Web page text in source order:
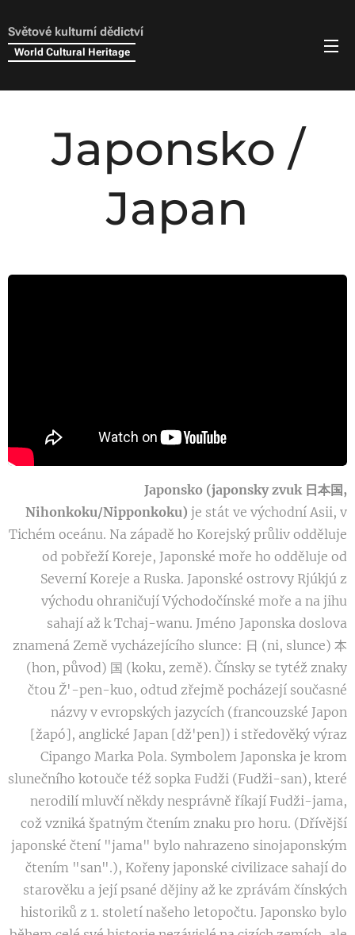
Světové kulturní dědictví
World Cultural Heritage
Japonsko /
Japan
Japonsko (japonsky zvuk 日本国,
Nihonkoku/Nipponkoku) je stát ve východní Asii, v
Tichém oceánu. Na západě ho Korejský průliv odděluje
od pobřeží Koreje, Japonské moře ho odděluje od
Severní Koreje a Ruska. Japonské ostrovy Rjúkjú z
východu ohraničují Východočínské moře a na jihu
sahají až k Tchaj-wanu. Jméno Japonska doslova
znamená Země vycházejícího slunce: 日 (ni, slunce) 本
(hon, původ) 国 (koku, země). Čínsky se tytéž znaky
čtou Ž'-pen-kuo, odtud zřejmě pocházejí současné
názvy v evropských jazycích (francouzské Japon
[žapó], anglické Japan [dž'pen]) i středověký výraz
Cipango Marka Pola. Symbolem Japonska je krom
slunečního kotouče též sopka Fudži (Fudži-san), které
nerodilí mluvčí někdy nesprávně říkají Fudži-jama,
což vzniká špatným čtením znaku pro horu. (Dřívější
japonské čtení "jama" bylo nahrazeno sinojaponským
čtením "san".), Kořeny japonské civilizace sahají do
starověku a její psané dějiny až ke zprávám čínských
historiků z 1. století našeho letopočtu. Japonsko bylo